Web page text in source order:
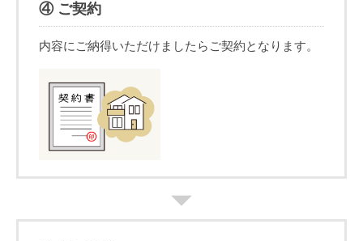
④ ご契約
内容にご納得いただけましたらご契約となります。